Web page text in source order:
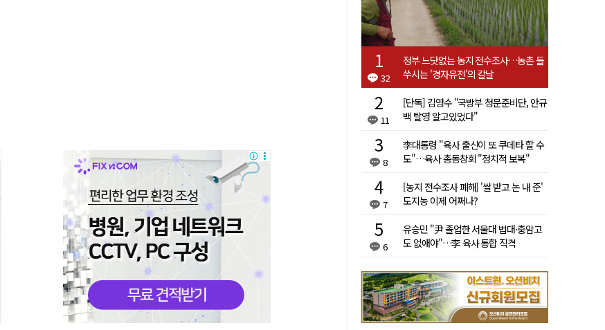
32
정부 느닷없는 농지 전수조사…농촌 들
쑤시는 '경자유전'의 칼날
11
[단독] 김영수 "국방부 청문준비단, 안규
백 탈영 알고있었다"
8
李대통령 "육사 출신이 또 쿠데타 할 수
도"…육사 총동창회 "정치적 보복"
7
[농지 전수조사 폐해] '쌀 받고 논 내 준'
도지농 이제 어쩌나?
6
유승민 "尹 졸업한 서울대 법대·충암고
도 없애야"…李 육사 통합 직격